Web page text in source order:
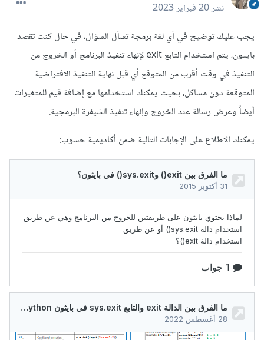
نشر20 فبراير 2023
يجب عليك توضيح في أي لغة برمجة تسأل السؤال، في حال كنت تقصد
بايثون، يتم استخدام التابع exit لإنهاء تنفيذ البرنامج أو الخروج من
التنفيذ في وقت أقرب من المتوقع أي قبل نهاية التنفيذ الافتراضية
المتوقعة دون مشاكل، بحيث يمكنك استخدامها مع إضافة قيم للمتغيرات
أيضاً وعرض رسالة عند الخروج وإنهاء تنفيذ الشيفرة البرمجية.
يمكنك الاطلاع على الإجابات التالية ضمن أكاديمية حسوب: